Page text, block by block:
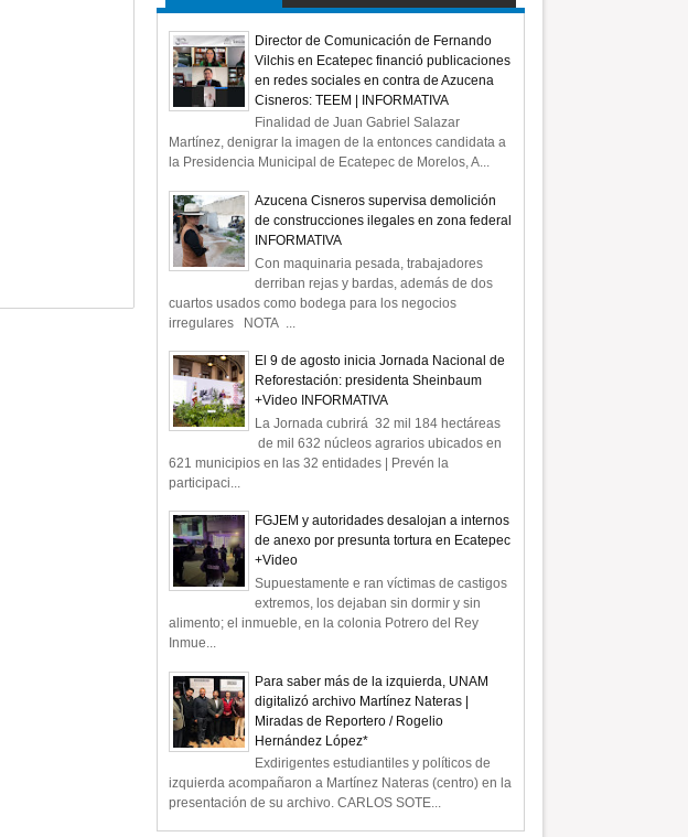
Director de Comunicación de Fernando
Vilchis en Ecatepec financió publicaciones
en redes sociales en contra de Azucena
Cisneros: TEEM | INFORMATIVA
Finalidad de Juan Gabriel Salazar
Martínez, denigrar la imagen de la entonces candidata a
la Presidencia Municipal de Ecatepec de Morelos, A...
Azucena Cisneros supervisa demolición
de construcciones ilegales en zona federal
INFORMATIVA
Con maquinaria pesada, trabajadores
derriban rejas y bardas, además de dos
cuartos usados como bodega para los negocios
irregulares NOTA ...
El 9 de agosto inicia Jornada Nacional de
Reforestación: presidenta Sheinbaum
+Video INFORMATIVA
La Jornada cubrirá 32 mil 184 hectáreas
de mil 632 núcleos agrarios ubicados en
621 municipios en las 32 entidades | Prevén la
participaci...
FGJEM y autoridades desalojan a internos
de anexo por presunta tortura en Ecatepec
+Video
Supuestamente e ran víctimas de castigos
extremos, los dejaban sin dormir y sin
alimento; el inmueble, en la colonia Potrero del Rey
Inmue...
Para saber más de la izquierda, UNAM
digitalizó archivo Martínez Nateras |
Miradas de Reportero / Rogelio
Hernández López*
Exdirigentes estudiantiles y políticos de
izquierda acompañaron a Martínez Nateras (centro) en la
presentación de su archivo. CARLOS SOTE...